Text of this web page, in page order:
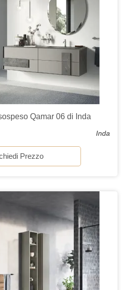
Qamar 06 di Inda
Inda
Prezzo